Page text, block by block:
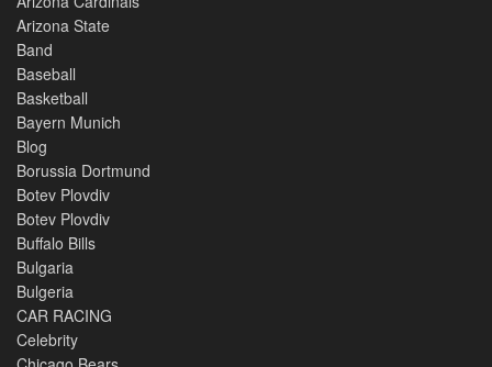
Arizona State
Band
Baseball
Basketball
Bayern Munich
Blog
Borussia Dortmund
Botev Plovdiv
Botev Plovdiv
Buffalo Bills
Bulgaria
Bulgeria
CAR RACING
Celebrity